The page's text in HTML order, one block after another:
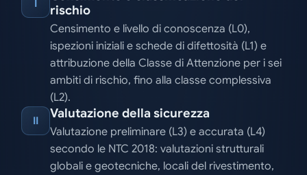
I
rischio
Censimento e livello di conoscenza (L0),
ispezioni iniziali e schede di difettosità (L1) e
attribuzione della Classe di Attenzione per i sei
ambiti di rischio, fino alla classe complessiva
(L2).
II Valutazione della sicurezza
Valutazione preliminare (L3) e accurata (L4)
secondo le NTC 2018: valutazioni strutturali
globali e geotecniche, locali del rivestimento,